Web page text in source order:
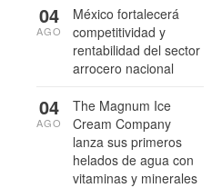
México fortalecerá
competitividad y
rentabilidad del sector
arrocero nacional
04
AGO
The Magnum Ice
Cream Company
lanza sus primeros
helados de agua con
vitaminas y minerales
04
AGO